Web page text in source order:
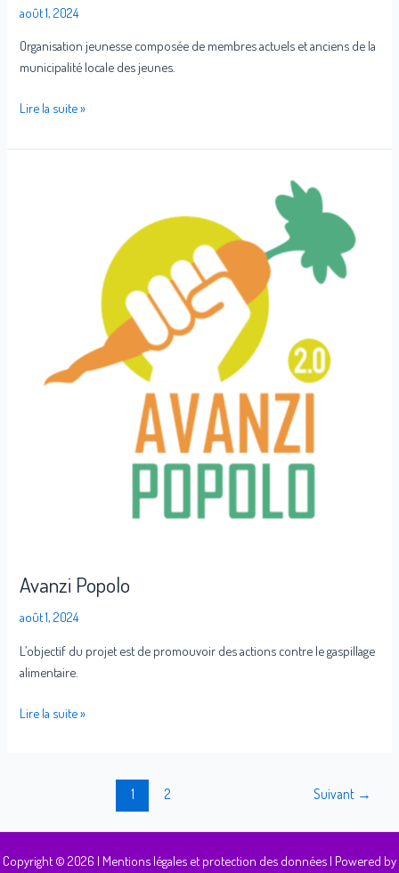
août 1, 2024
Organisation jeunesse composée de membres actuels et anciens de la
municipalité locale des jeunes.
Lire la suite »
Avanzi Popolo
août 1, 2024
L’objectif du projet est de promouvoir des actions contre le gaspillage
alimentaire.
Lire la suite »
1 2 Suivant →
Copyright © 2026 | Mentions légales et protection des données | Powered by